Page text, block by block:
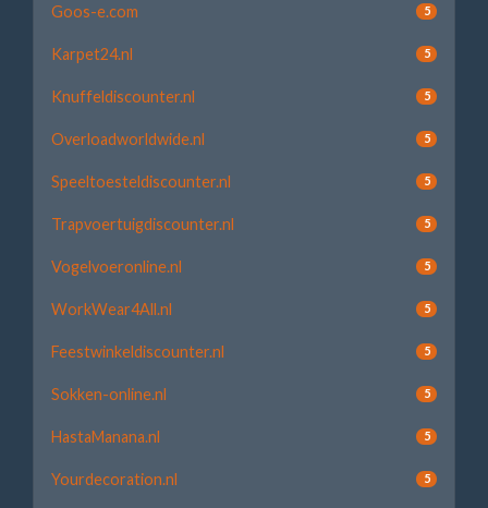
Goos-e.com 5
Karpet24.nl 5
Knuffeldiscounter.nl 5
Overloadworldwide.nl 5
Speeltoesteldiscounter.nl 5
Trapvoertuigdiscounter.nl 5
Vogelvoeronline.nl 5
WorkWear4All.nl 5
Feestwinkeldiscounter.nl 5
Sokken-online.nl 5
HastaManana.nl 5
Yourdecoration.nl 5